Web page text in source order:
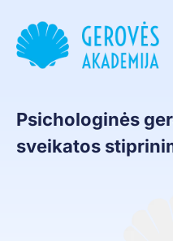
Psichologinės
sveikatos